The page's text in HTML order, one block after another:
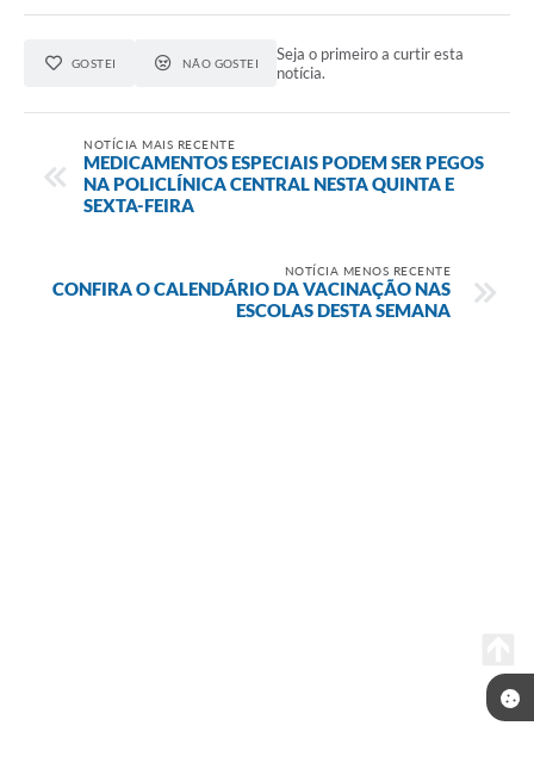
GOSTEI NÃO GOSTEI
Seja o primeiro a curtir esta
notícia.
NOTÍCIA MAIS RECENTE
MEDICAMENTOS ESPECIAIS PODEM SER PEGOS
NA POLICLÍNICA CENTRAL NESTA QUINTA E
SEXTA-FEIRA
NOTÍCIA MENOS RECENTE
CONFIRA O CALENDÁRIO DA VACINAÇÃO NAS
ESCOLAS DESTA SEMANA